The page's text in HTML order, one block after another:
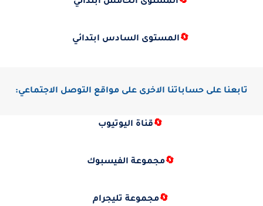
🔄المستوى السادس ابتدائي
تابعنا على حساباتنا الاخرى على مواقع التوصل الاجتماعي:
🔄قناة اليوتيوب
🔄مجموعة الفيسبوك
🔄مجموعة تليجرام